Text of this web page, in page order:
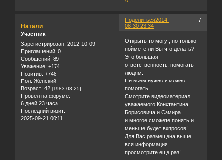
Поделиться 7
2014-
08-30 23:34
Натали
Участник
Зарегистрирован: 2012-10-09
Приглашений: 0
Сообщений: 89
Уважение: +174
Позитив: +748
Пол: Женский
Возраст: 42 [1983-08-25]
Провел на форуме:
6 дней 23 часа
Последний визит:
2025-09-21 00:11
Открыть то могут, но только
поймете ли Вы что делать?
Это большая
ответственность, помогать
людям.
Не всем нужно и можно
помогать.
Смотрите видеоматериал
уважаемого Константина
Борисовича и Самира
и многое сможете понять и
меньше будет вопросов!
Для Вас размещена выше
вся информация,
просмотрите еще раз!